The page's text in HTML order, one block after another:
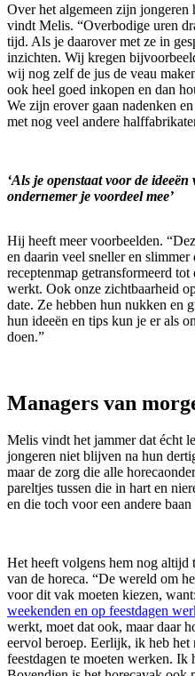
Over het algemeen zijn jongeren
vindt Melis. “Overbodige uren
tijd. Als je daarover met ze in
inzichten. Wij kregen
wij nog zelf de jus de veau
ook heel goed inkopen en dan
We zijn erover gaan nadenken
met nog veel andere
‘Als je openstaat voor de
ondernemer je voordeel mee’
Hij heeft meer voorbeelden.
en daarin veel sneller en
receptenmap getransformeerd
werkt. Ook onze zichtbaarheid
date. Ze hebben hun nukken en
hun ideeën en tips kun je er als
doen.”
Managers van
Melis vindt het jammer dat écht
jongeren niet blijven na hun
maar de zorg die alle
pareltjes tussen die in hart en
en die toch voor een andere
Het heeft volgens hem nog altijd
van de horeca. “De wereld om
voor dit vak moeten kiezen,
weekenden en op feestdagen
werkt, moet dat ook, maar daar
eervol beroep. Eerlijk, ik heb het
feestdagen te moeten werken. Ik